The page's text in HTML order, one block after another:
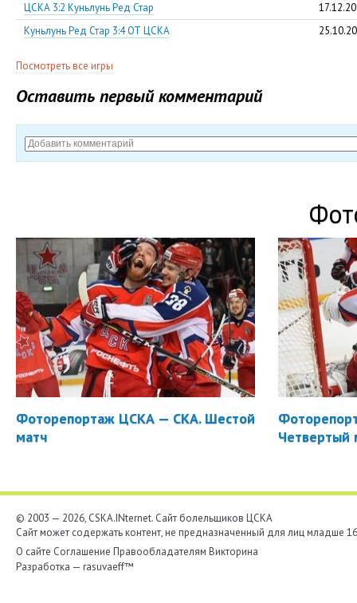
ЦСКА 3:2 Куньлунь Ред Стар
Куньлунь Ред Стар 3:4 ОТ ЦСКА
Посмотреть все игры
Оставить первый комментарий
Фоторепортаж ЦСКА — СКА. Шестой
матч
Четвертый
© 2003 — 2026, CSKA.INternet. Cайт болельщиков ЦСКА
Сайт может содержать контент, не предназначенный для лиц младше
О сайте Соглашение Правообладателям Викторина
Разработка — rasuvaeff™